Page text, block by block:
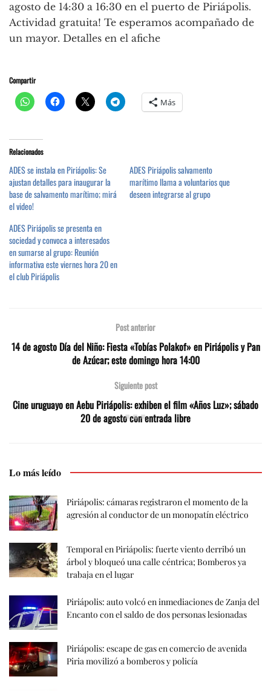
agosto de 14:30 a 16:30 en el puerto de Piriápolis.
Actividad gratuita! Te esperamos acompañado de
un mayor. Detalles en el afiche
Compartir
Más
Relacionados
ADES se instala en Piriápolis: Se
ajustan detalles para inaugurar la
base de salvamento marítimo; mirá
el video!
ADES Piriápolis salvamento
marítimo llama a voluntarios que
deseen integrarse al grupo
ADES Piriápolis se presenta en
sociedad y convoca a interesados
en sumarse al grupo: Reunión
informativa este viernes hora 20 en
el club Piriápolis
Post anterior
14 de agosto Día del Niño: Fiesta «Tobías Polakof» en Piriápolis y Pan
de Azúcar; este domingo hora 14:00
Siguiente post
Cine uruguayo en Aebu Piriápolis: exhiben el film «Años Luz»; sábado
20 de agosto con entrada libre
Lo más leído
Piriápolis: cámaras registraron el momento de la
agresión al conductor de un monopatín eléctrico
Temporal en Piriápolis: fuerte viento derribó un
árbol y bloqueó una calle céntrica; Bomberos ya
trabaja en el lugar
Piriápolis: auto volcó en inmediaciones de Zanja del
Encanto con el saldo de dos personas lesionadas
Piriápolis: escape de gas en comercio de avenida
Piria movilizó a bomberos y policía